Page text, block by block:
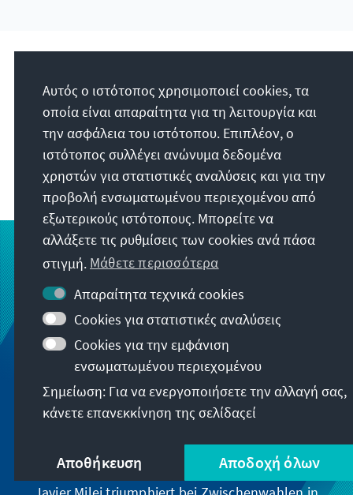
Δημοσιεύσεις
Berlin Deutschland
Αυτός ο ιστότοπος χρησιμοποιεί cookies, τα
οποία είναι απαραίτητα για τη λειτουργία και
την ασφάλεια του ιστότοπου. Επιπλέον, ο
ιστότοπος συλλέγει ανώνυμα δεδομένα
χρηστών για στατιστικές αναλύσεις και για την
προβολή ενσωματωμένου περιεχομένου από
εξωτερικούς ιστότοπους. Μπορείτε να
αλλάξετε τις ρυθμίσεις των cookies ανά πάσα
στιγμή. Μάθετε περισσότερα
Απαραίτητα τεχνικά cookies
Cookies για στατιστικές αναλύσεις
Cookies για την εμφάνιση
ενσωματωμένου περιεχομένου
Σημείωση: Για να ενεργοποιήσετε την αλλαγή σας,
κάνετε επανεκκίνηση της σελίδαςεί
Αποθήκευση Αποδοχή όλων